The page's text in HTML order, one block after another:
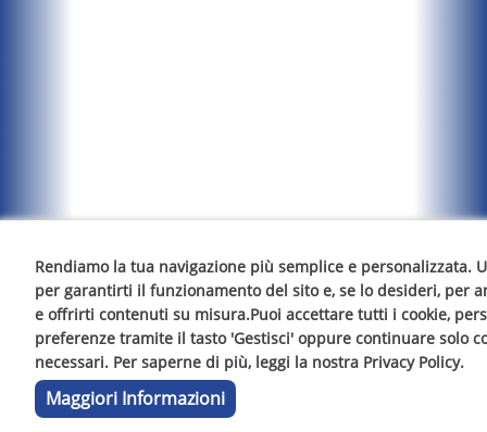
Rendiamo la tua navigazione più semplice e personalizzata.
per garantirti il funzionamento del sito e, se lo desideri, per
e offrirti contenuti su misura.Puoi accettare tutti i cookie,
preferenze tramite il tasto 'Gestisci' oppure continuare solo
necessari. Per saperne di più, leggi la nostra Privacy Policy.
Maggiori Informazioni